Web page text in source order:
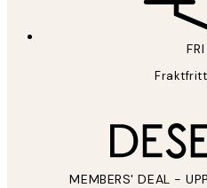
MEMBERS' DEAL -